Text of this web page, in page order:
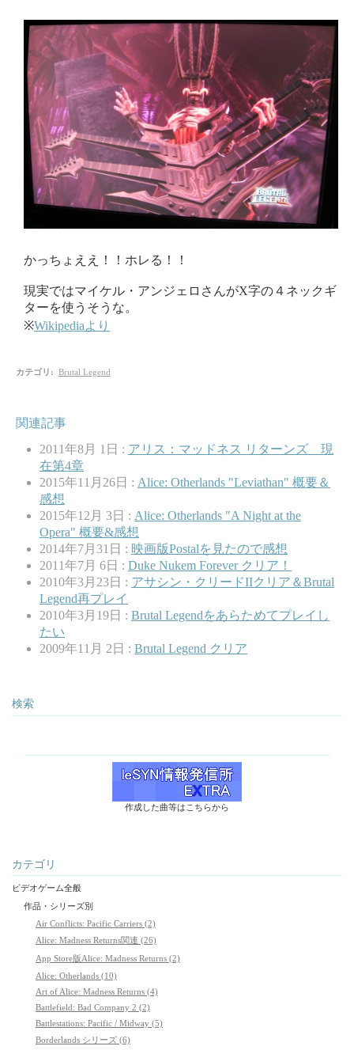
かっちょええ！！ホレる！！
現実ではマイケル・アンジェロさんがX字の４ネックギ
ターを使うそうな。
※Wikipediaより
カテゴリ : Brutal Legend
関連記事
2011年8月 1日 : アリス：マッドネス リターンズ 現
在第4章
2015年11月26日 : Alice: Otherlands "Leviathan" 概要＆
感想
2015年12月 3日 : Alice: Otherlands "A Night at the
Opera" 概要&感想
2014年7月31日 : 映画版Postalを見たので感想
2011年7月 6日 : Duke Nukem Forever クリア！
2010年3月23日 : アサシン・クリードIIクリア＆Brutal
Legend再プレイ
2010年3月19日 : Brutal Legendをあらためてプレイし
たい
2009年11月 2日 : Brutal Legend クリア
検索
作成した曲等はこちらから
カテゴリ
ビデオゲーム全般
作品・シリーズ別
Air Conflicts: Pacific Carriers (2)
Alice: Madness Returns関連 (26)
App Store版Alice: Madness Returns (2)
Alice: Otherlands (10)
Art of Alice: Madness Returns (4)
Battlefield: Bad Company 2 (2)
Battlestations: Pacific / Midway (5)
Borderlands シリーズ (6)